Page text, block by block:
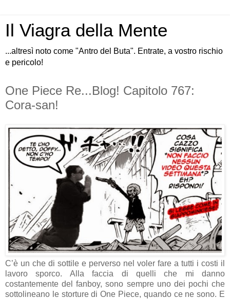
Il Viagra della Mente
...altresì noto come "Antro del Buta". Entrate, a vostro rischio
e pericolo!
One Piece Re...Blog! Capitolo 767:
Cora-san!
C’è un che di sottile e perverso nel voler fare a tutti i costi il
lavoro sporco. Alla faccia di quelli che mi danno
costantemente del fanboy, sono sempre uno dei pochi che
sottolineano le storture di One Piece, quando ce ne sono. E